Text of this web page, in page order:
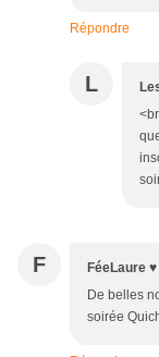
Répondre
L
F FéeLaure ♥
De belles
soirée